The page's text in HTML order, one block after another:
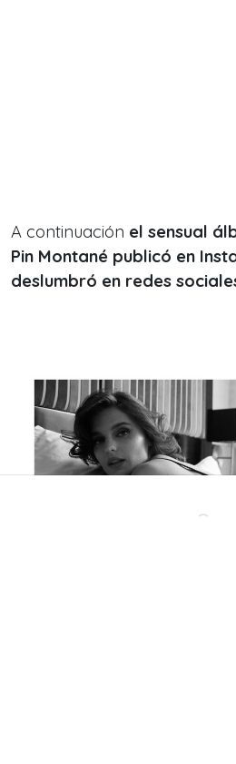
A continuación el sensual
Pin Montané publicó en
deslumbró en redes